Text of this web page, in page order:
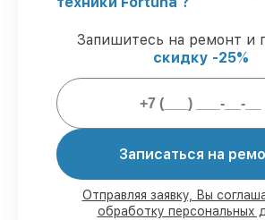
запчасти защищены
гарантией Fortuna.
Мы гарантируем:
заказов проводим с
личного присутствия
90%деталей Fortuna есть
мастерской или на складе
Запишитесь на ремонт и
скидку -25%
Записаться на
Отправляя заявку, Вы
обработку персональных